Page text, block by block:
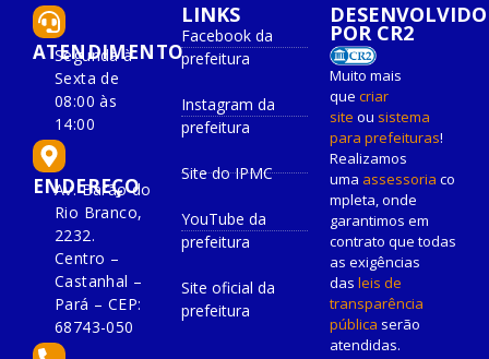
ATENDIMENTO
Segunda à
Sexta de
08:00 às
14:00
ENDEREÇO
Av. Barão do
Rio Branco,
2232.
Centro –
Castanhal –
Pará – CEP:
68743-050
LINKS
Facebook da
prefeitura
Instagram da
prefeitura
Site do IPMC
YouTube da
prefeitura
Site oficial da
prefeitura
DESENVOLVIDO
POR CR2
Muito mais
que criar
site ou sistema
para prefeituras!
Realizamos
uma assessoria co
mpleta, onde
garantimos em
contrato que todas
as exigências
das leis de
transparência
pública serão
atendidas.